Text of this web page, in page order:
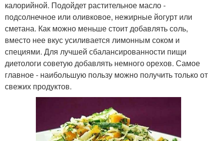
калорийной. Подойдет растительное масло -
подсолнечное или оливковое, нежирные йогурт или
сметана. Как можно меньше стоит добавлять соль,
вместо нее вкус усиливается лимонным соком и
специями. Для лучшей сбалансированности пищи
диетологи советую добавлять немного орехов. Самое
главное - наибольшую пользу можно получить только от
свежих продуктов.